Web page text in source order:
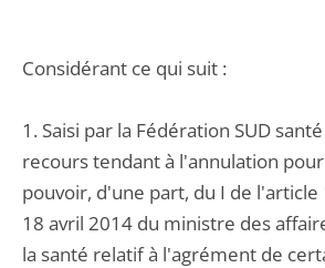
Considérant ce qui suit :
1. Saisi par la Fédération SUD
recours tendant à l'annulation
pouvoir, d'une part, du I de
18 avril 2014 du ministre des
la santé relatif à l'agrément de